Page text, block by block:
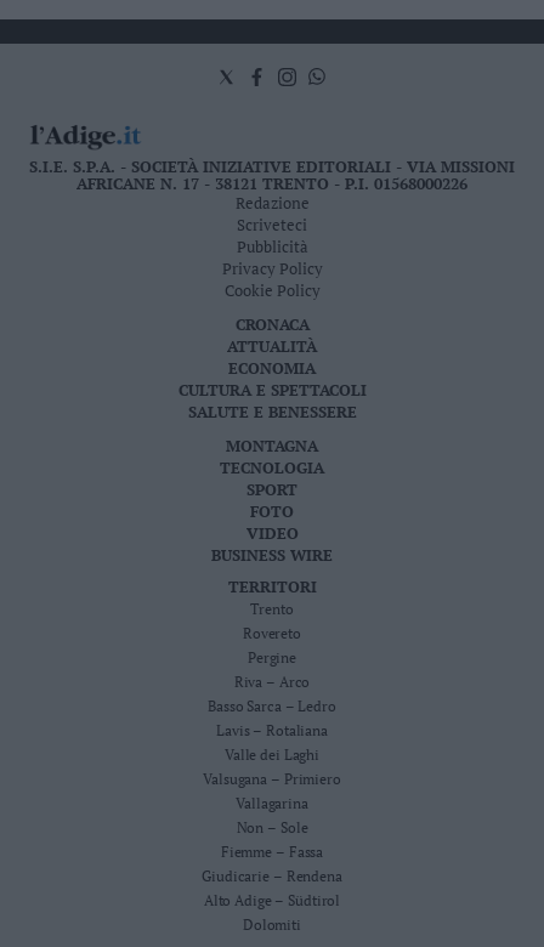
S.I.E. S.P.A. - SOCIETÀ INIZIATIVE EDITORIALI - VIA MISSIONI
AFRICANE N. 17 - 38121 TRENTO - P.I. 01568000226
Redazione
Scriveteci
Pubblicità
Privacy Policy
Cookie Policy
CRONACA
ATTUALITÀ
ECONOMIA
CULTURA E SPETTACOLI
SALUTE E BENESSERE
MONTAGNA
TECNOLOGIA
SPORT
FOTO
VIDEO
BUSINESS WIRE
TERRITORI
Trento
Rovereto
Pergine
Riva – Arco
Basso Sarca – Ledro
Lavis – Rotaliana
Valle dei Laghi
Valsugana – Primiero
Vallagarina
Non – Sole
Fiemme – Fassa
Giudicarie – Rendena
Alto Adige – Südtirol
Dolomiti